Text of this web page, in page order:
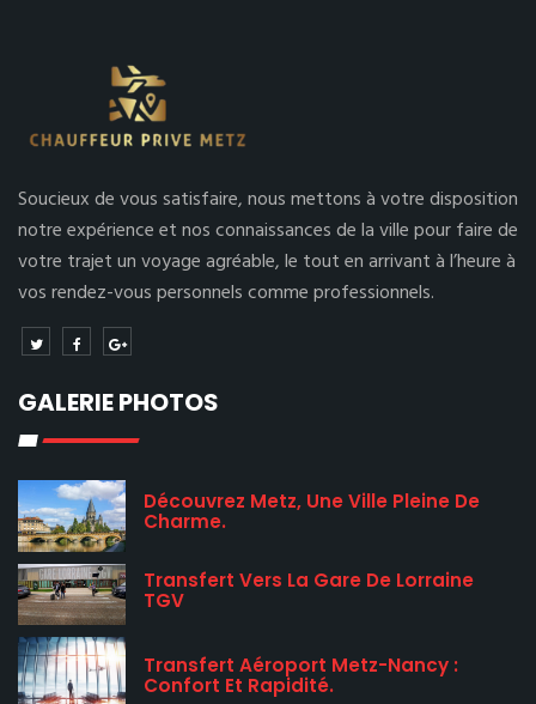
Soucieux de vous satisfaire, nous mettons à votre disposition
notre expérience et nos connaissances de la ville pour faire de
votre trajet un voyage agréable, le tout en arrivant à l’heure à
vos rendez-vous personnels comme professionnels.
GALERIE PHOTOS
Découvrez Metz, Une Ville Pleine De
Charme.
Transfert Vers La Gare De Lorraine
TGV
Transfert Aéroport Metz-Nancy :
Confort Et Rapidité.